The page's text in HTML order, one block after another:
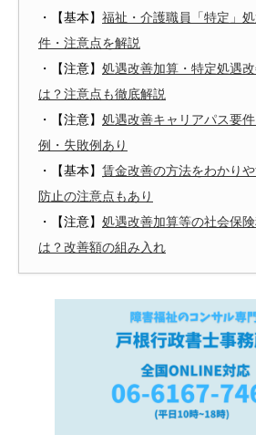
・【基本】 福祉・介護職員「特定」
件・注意点を解説
・【注意】 処遇改善加算・特定処遇
は？注意点も徹底解説
・【注意】 処遇改善キャリアパス要
例・失敗例あり
・【基本】 賃金改善の方法をわかり
防止の注意点もあり
・【注意】 処遇改善加算等の社会保
は？改善額の組み入れ